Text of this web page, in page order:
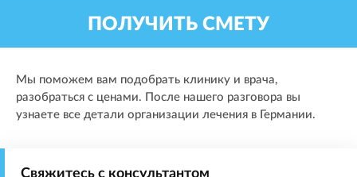
ПОЛУЧИТЬ СМЕТУ
Мы поможем вам подобрать клинику и врача,
разобраться с ценами. После нашего разговора вы
узнаете все детали организации лечения в Германии.
Свяжитесь с консультантом